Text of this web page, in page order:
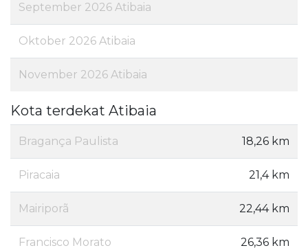
September 2026 Atibaia
Oktober 2026 Atibaia
November 2026 Atibaia
Kota terdekat Atibaia
Bragança Paulista 18,26 km
Piracaia 21,4 km
Mairiporã 22,44 km
Francisco Morato 26,36 km